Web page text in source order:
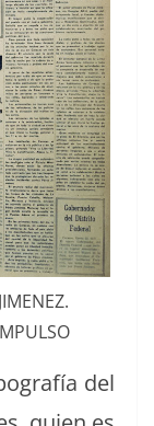
del